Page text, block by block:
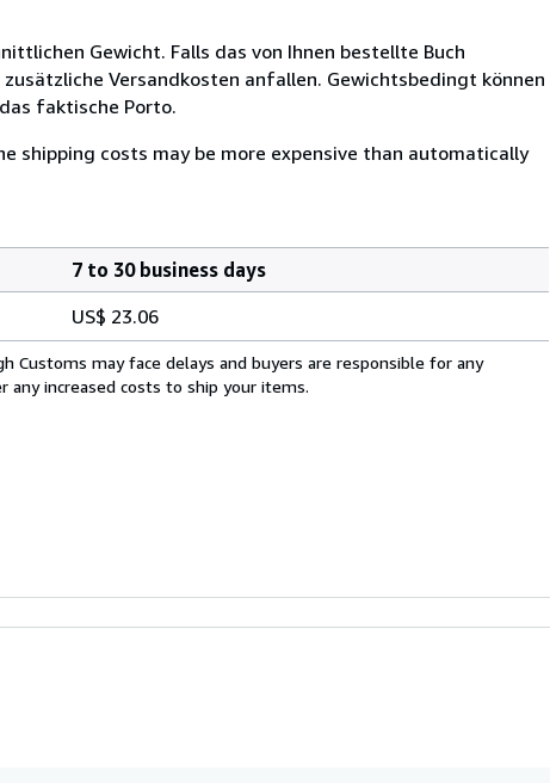
Gewicht. Falls das von Ihnen bestellte Buch
Versandkosten anfallen. Gewichtsbedingt können
faktische Porto.
shipping costs may be more expensive than automatically
7 to 30 business days
US$ 23.06
Customs may face delays and buyers are responsible for any
any increased costs to ship your items.